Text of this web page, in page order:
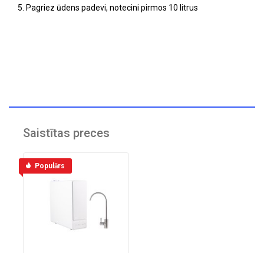
5. Pagriez ūdens padevi, notecini pirmos 10 litrus
Saistītas preces
Populārs